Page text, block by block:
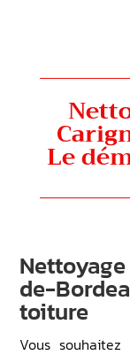
Le
de-
toiture
Vous